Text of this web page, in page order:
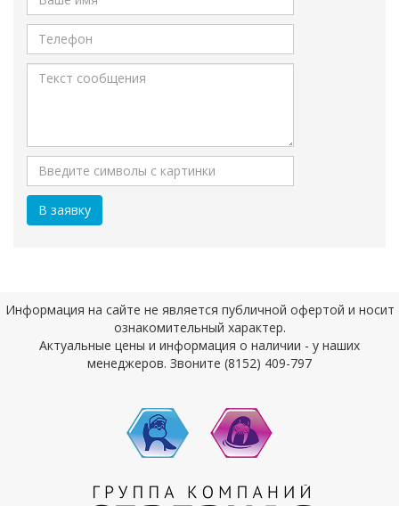
Информация на сайте не является публичной офертой и носит
ознакомительный характер.
Актуальные цены и информация о наличии - у наших
менеджеров. Звоните (8152) 409-797